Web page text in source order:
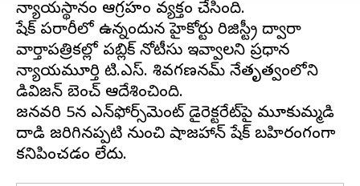
న్యాయస్థానం ఆగ్రహం వ్యక్తం చేసింది.
షేక్ పరారీలో ఉన్నందున హైకోర్టు రిజిస్ట్రీ ద్వారా
వార్తాపత్రికల్లో పబ్లిక్ నోటీసు ఇవ్వాలని ప్రధాన
న్యాయమూర్తి టి.ఎస్. శివగణనమ్ నేతృత్వంలోని
డివిజన్ బెంచ్ ఆదేశించింది.
జనవరి 5న ఎన్‌ఫోర్స్‌మెంట్ డైరెక్టరేట్‌పై మూకుమ్మడి
దాడి జరిగినప్పటి నుంచి షాజహాన్ షేక్ బహిరంగంగా